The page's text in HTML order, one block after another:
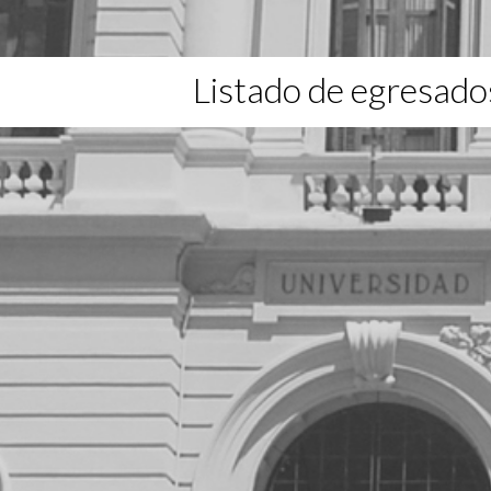
Listado de